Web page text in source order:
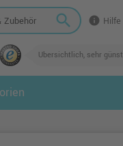
search info
Übersichtlich, sehr